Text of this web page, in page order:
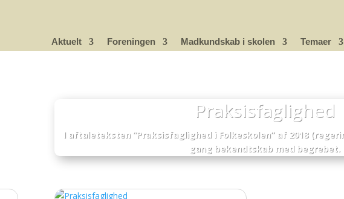
Aktuelt Foreningen Madkundskab i skolen Temaer
Praksisfaglighed
I aftaleteksten “Praksisfaglighed i Folkeskolen” af 2018
gang bekendtskab med begrebet.